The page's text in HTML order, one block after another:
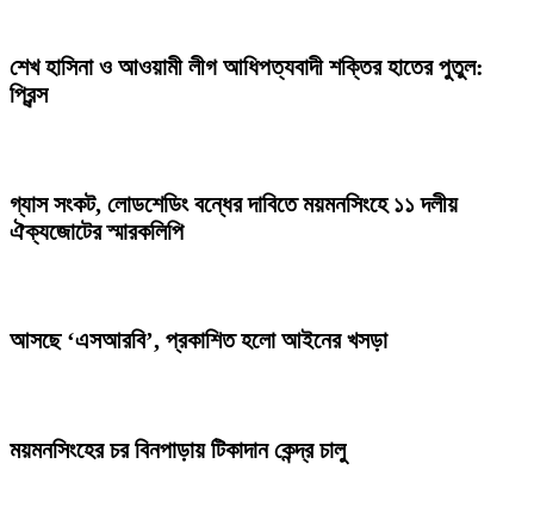
শেখ হাসিনা ও আওয়ামী লীগ আধিপত্যবাদী শক্তির হাতের পুতুল:
প্রিন্স
গ্যাস সংকট, লোডশেডিং বন্ধের দাবিতে ময়মনসিংহে ১১ দলীয়
ঐক্যজোটের স্মারকলিপি
আসছে ‘এসআরবি’, প্রকাশিত হলো আইনের খসড়া
ময়মনসিংহের চর বিনপাড়ায় টিকাদান কেন্দ্র চালু